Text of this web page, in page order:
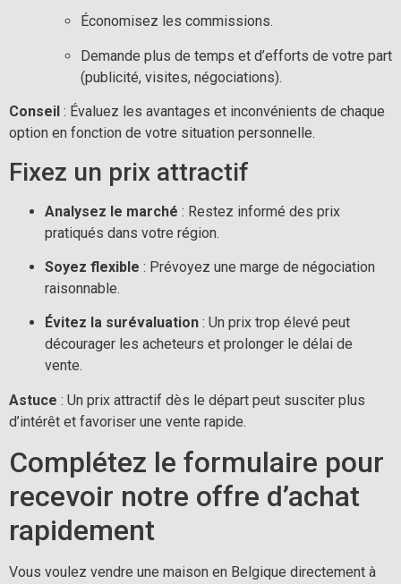
Économisez les commissions.
Demande plus de temps et d’efforts de votre part
(publicité, visites, négociations).
Conseil : Évaluez les avantages et inconvénients de chaque
option en fonction de votre situation personnelle.
Fixez un prix attractif
Analysez le marché : Restez informé des prix
pratiqués dans votre région.
Soyez flexible : Prévoyez une marge de négociation
raisonnable.
Évitez la surévaluation : Un prix trop élevé peut
décourager les acheteurs et prolonger le délai de
vente.
Astuce : Un prix attractif dès le départ peut susciter plus
d’intérêt et favoriser une vente rapide.
Complétez le formulaire pour
recevoir notre offre d’achat
rapidement
Vous voulez vendre une maison en Belgique directement à